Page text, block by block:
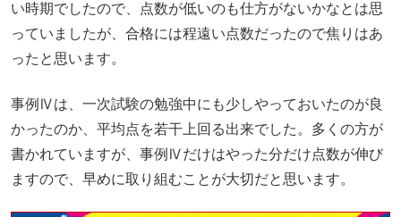
い時期でしたので、点数が低いのも仕方がないかなとは思
っていましたが、合格には程遠い点数だったので焦りはあ
ったと思います。
事例Ⅳは、一次試験の勉強中にも少しやっておいたのが良
かったのか、平均点を若干上回る出来でした。多くの方が
書かれていますが、事例Ⅳだけはやった分だけ点数が伸び
ますので、早めに取り組むことが大切だと思います。